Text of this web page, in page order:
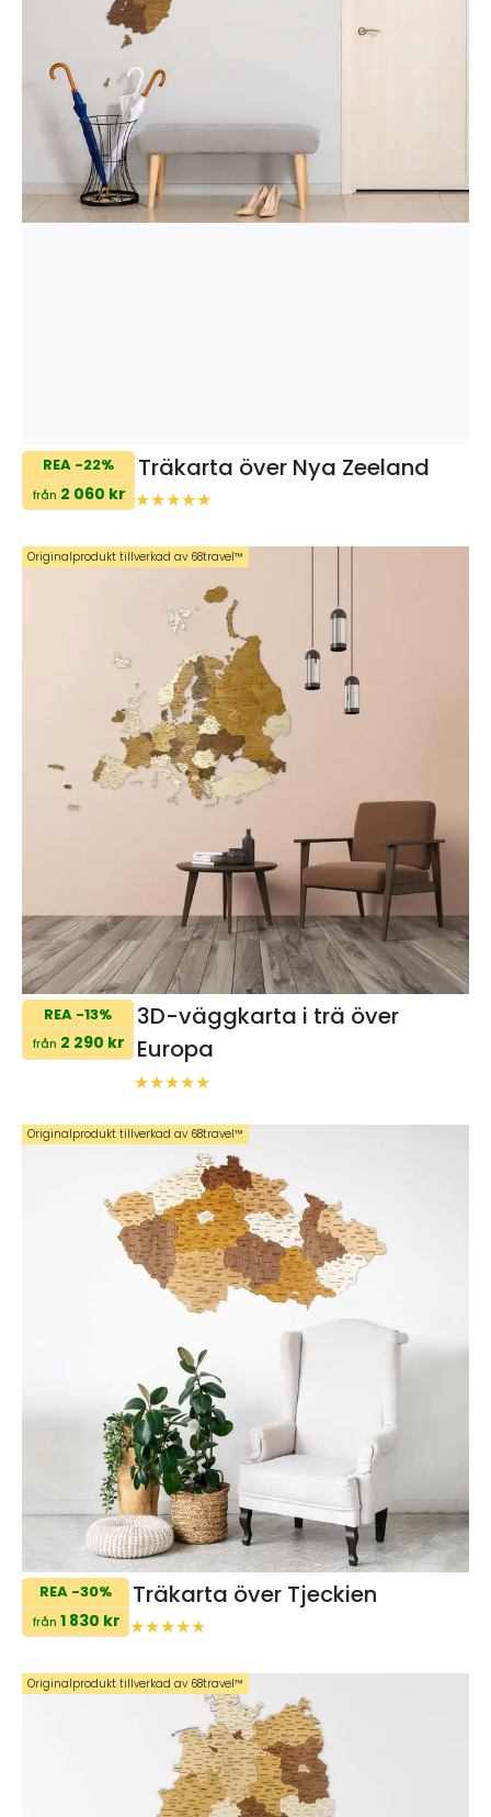
REA -22%
från 2 060 kr
Träkarta över Nya Zeeland
REA -13%
från 2 290 kr
3D-väggkarta i trä över
Europa
Originalprodukt tillverkad av 68travel™️
REA -30%
från 1 830 kr
Träkarta över Tjeckien
Originalprodukt tillverkad av 68travel™️
Originalprodukt tillverkad av 68travel™️